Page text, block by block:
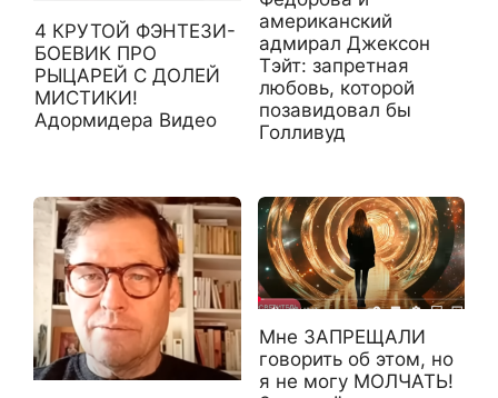
4 КРУТОЙ ФЭНТЕЗИ-
БОЕВИК ПРО
РЫЦАРЕЙ С ДОЛЕЙ
МИСТИКИ!
Адормидера Видео
американский
адмирал Джексон
Тэйт: запретная
любовь, которой
позавидовал бы
Голливуд
Мне ЗАПРЕЩАЛИ
говорить об этом, но
я не могу МОЛЧАТЬ!